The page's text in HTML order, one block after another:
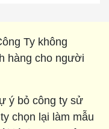
Ty không
hàng cho người
ý bỏ công ty sử
chọn lại làm mẫu